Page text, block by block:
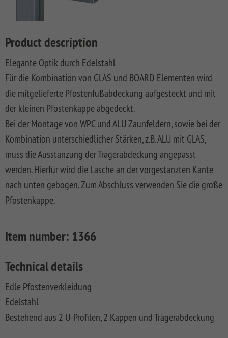
BOARD
BOARD
SYSTEM
GLAS
SYSTEM
ALU
XL
SYSTEM
ALU
PLUS
SYSTEM
RHOMBUS
FLOW
NEO
PLATINUM
SYSTEM
WPC
Fence
SYSTEM
SYSTEM
ALU
XL
SYSTEM
ALU
PLUS
SYSTEM
FLOW
WPC
JUMBO
WPC
SYSTEM
NEO
WPC
PLATINUM
SYSTEM
WPC
PLATINUM
XL
SYSTEM
XL
SYSTEM
WPC
CLASSIC
Mesh
WEAVE
LÜX
WEAVE
Softwood
Fences,
Coulour
Varnished
Softwood
Fences,
VPI
Wood
Fences
SYSTEM
NEO
SYSTEM
HOLZ
GRAZIA
CARA
LONGLIFE
CARA
Fences
Of
And
Metal
SYSTEM
RHOMBUS
Front
Garden
Fence
SQUADRA
Front
Garden
Fence
AROS
ALU
RAJA
ALU
XL
RAJA
Wooden
Front
Garden
Fences
KIBU
Thermo-
Holz
RAJA
Hardwood
WPC
DREAMDECK
WPC
BICOLOR
DREAMDECK
WPC
PLUS
DREAMDECK
Lichtsystem
WPC
Floor
Planks
Floor
Hardwood
Planks
System
PRO
Sandboxes
and
Playground
Equipment
Playcenter
And
Swings
Public
Playgrounds
Planters
Pflanzkästen
Rhombus
Planters
WPC
Planters
Softwood
Planters
pressure
impregnated
Wish
list(0)
Videos
Videos
Materialkunde
Aufbauanleitungen
Händlersuche
Aufbauanleitungen
Kataloge
Materialkunde
Product description
Elegante Optik durch Edelstahl
Für die Kombination von GLAS und BOARD Elementen wird
die mitgelieferte Pfostenfußabdeckung aufgesteckt und mit
der kleinen Pfostenkappe abgedeckt.
Bei der Montage von WPC und ALU Zaunfeldern, sowie bei der
Kombination unterschiedlicher Stärken, z.B. ALU mit GLAS,
muss die Ausstanzung der Trägerabdeckung angepasst
werden. Hierfür wird die Lasche an der vorgestanzten Kante
nach unten gebogen. Zum Abschluss verwenden Sie die große
Pfostenkappe.
Item number: 1366
Technical details
Edle Pfostenverkleidung
Edelstahl
Bestehend aus 2 U-Profilen, 2 Kappen und Trägerabdeckung